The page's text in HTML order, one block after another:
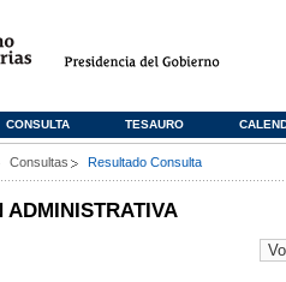
CONSULTA TESAURO
Consultas Resultado Consulta
ADMINISTRATIVA